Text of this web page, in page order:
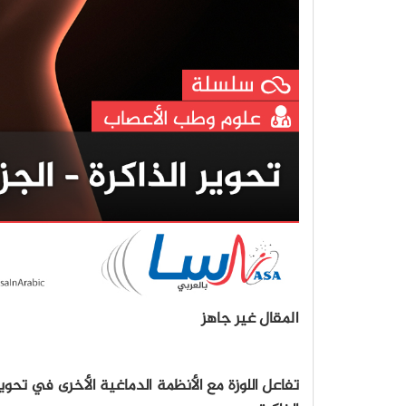
المقال غير جاهز
تفاعل اللوزة مع الأنظمة الدماغية الأخرى في